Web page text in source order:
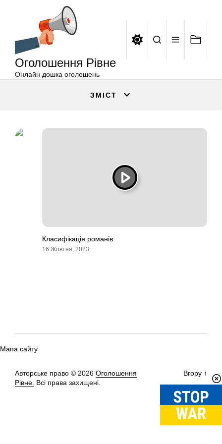
Оголошення Рівне
Онлайн дошка оголошень
ЗМІСТ
Класифікація романів
16 Жовтня, 2023
Мапа сайту
Авторське право © 2026 Оголошення
Рівне. Всі права захищені.
Вгору ↑